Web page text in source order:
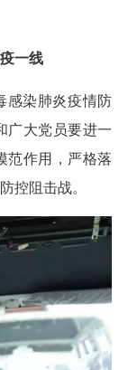
一线
感染肺炎疫情防
广大党员要进一
范作用，严格落
控阻击战。